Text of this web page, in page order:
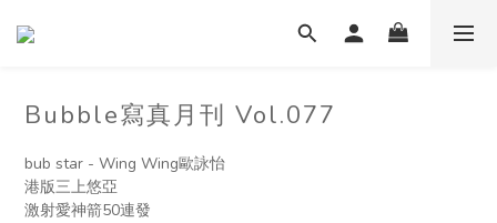
Bubble寫真月刊 Vol.077
bub star - Wing Wing歐詠怡
港版三上悠亞
激射愛神箭50連發